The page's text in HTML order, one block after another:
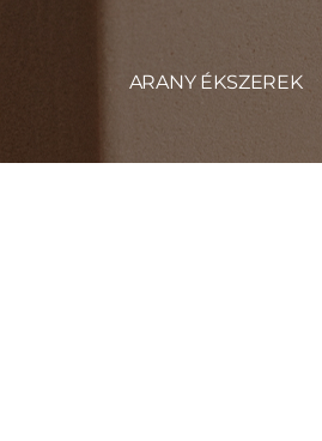
ARANY ÉKSZEREK